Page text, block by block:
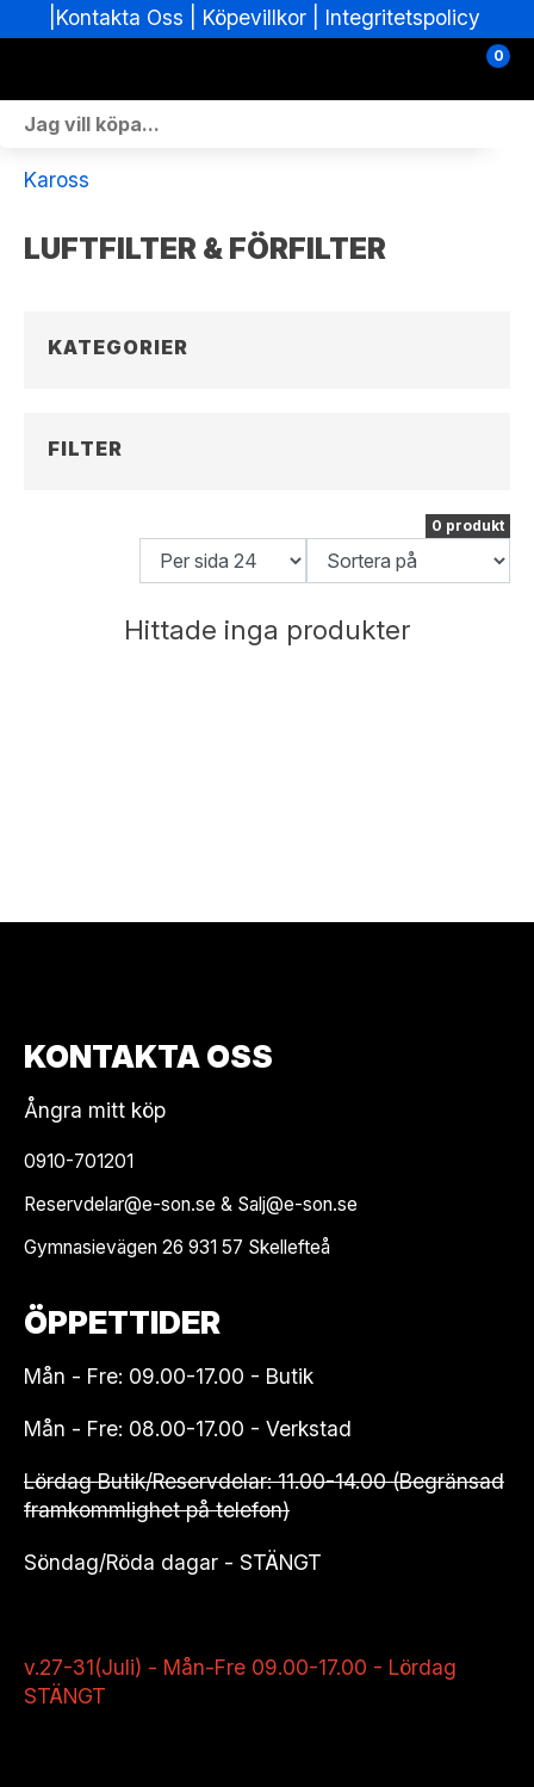
Köpevillkor| Integritetspolicy
0
ATV-delar & Tillbehör
Kaross
LUFTFILTER & FÖRFILTER
KATEGORIER
FILTER
0 produkt
Hittade inga produkter
KONTAKTA OSS
Ångra mitt köp
0910-701201
Reservdelar@e-son.se & Salj@e-son.se
Gymnasievägen 26 931 57 Skellefteå
ÖPPETTIDER
Mån - Fre: 09.00-17.00 - Butik
Mån - Fre: 08.00-17.00 - Verkstad
Lördag Butik/Reservdelar: 11.00-14.00 (Begränsad
framkommlighet på telefon)
Söndag/Röda dagar - STÄNGT
v.27-31(Juli) - Mån-Fre 09.00-17.00 - Lördag
STÄNGT